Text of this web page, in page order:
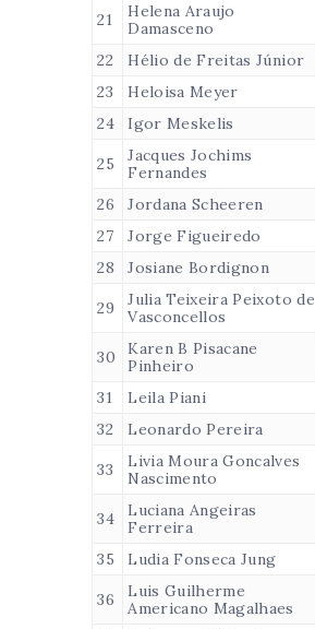
21
Helena Araujo
Damasceno
22 Hélio de Freitas Júnior
23
Heloisa Meyer
24
Igor Meskelis
25
Jacques Jochims
Fernandes
26 Jordana Scheeren
27
Jorge Figueiredo
28
Josiane Bordignon
29
Julia Teixeira Peixoto de
Vasconcellos
30
Karen B Pisacane
Pinheiro
31 Leila Piani
32
Leonardo Pereira
33
Livia Moura Goncalves
Nascimento
34
Luciana Angeiras
Ferreira
35 Ludia Fonseca Jung
36
Luis Guilherme
Americano Magalhaes